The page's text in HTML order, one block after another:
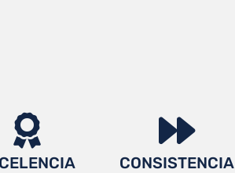
CONSISTENCIA